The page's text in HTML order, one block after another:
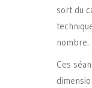
sort du
nombre.
Ces